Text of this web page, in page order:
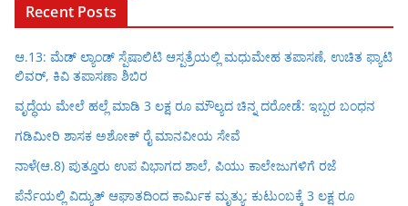
Recent Posts
ಆ.13: ಮೆಡ್ ಲ್ಯಾಂಡ್ ಸ್ಪೆಷಾಲಿಟಿ ಆಸ್ಪತ್ರೆಯಲ್ಲಿ ಮಧುಮೇಹ ತಪಾಸಣೆ, ಉಚಿತ ಫ್ಯಾಟಿ
ಲಿವರ್, ಕಿವಿ ತಪಾಸಣಾ ಶಿಬಿರ
ವೃದ್ಧೆಯ ಮೇಲೆ ಹಲ್ಲೆ ಮಾಡಿ 3 ಲಕ್ಷ ರೂ ಮೌಲ್ಯದ ಚಿನ್ನ ದರೋಡೆ: ಇಬ್ಬರ ಬಂಧನ
ಗಡಿಮೀರಿ ಶಾಸಕ ಅಶೋಕ್ ರೈ ಮಾನವೀಯ ಸೇವೆ
ನಾಳೆ(ಆ.8) ಪುತ್ತೂರು ಉಪ ವಿಭಾಗದ ಶಾಲೆ, ಪಿಯು ಕಾಲೇಜುಗಳಿಗೆ ರಜೆ
ಪೆರ್ನೆಯಲ್ಲಿ ವಿದ್ಯುತ್ ಆಘಾತದಿಂದ ಕಾರ್ಮಿಕ ಮೃತ್ಯು: ಕುಟುಂಬಕ್ಕೆ 3 ಲಕ್ಷ ರೂ